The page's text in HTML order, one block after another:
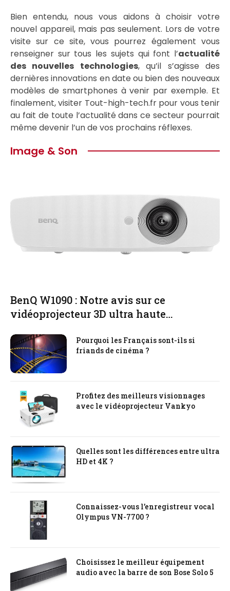
Bien entendu, nous vous aidons à choisir votre
nouvel appareil, mais pas seulement. Lors de votre
visite sur ce site, vous pourrez également vous
renseigner sur tous les sujets qui font l’actualité
des nouvelles technologies, qu’il s’agisse des
dernières innovations en date ou bien des nouveaux
modèles de smartphones à venir par exemple. Et
finalement, visiter Tout-high-tech.fr pour vous tenir
au fait de toute l’actualité dans ce secteur pourrait
même devenir l’un de vos prochains réflexes.
Image & Son
BenQ W1090 : Notre avis sur ce
vidéoprojecteur 3D ultra haute
Pourquoi les Français sont-ils si
friands de cinéma ?
Profitez des meilleurs visionnages
avec le vidéoprojecteur Vankyo
Quelles sont les différences entre ultra
HD et 4K ?
Connaissez-vous l’enregistreur vocal
Olympus VN-7700 ?
Choisissez le meilleur équipement
audio avec la barre de son Bose Solo 5